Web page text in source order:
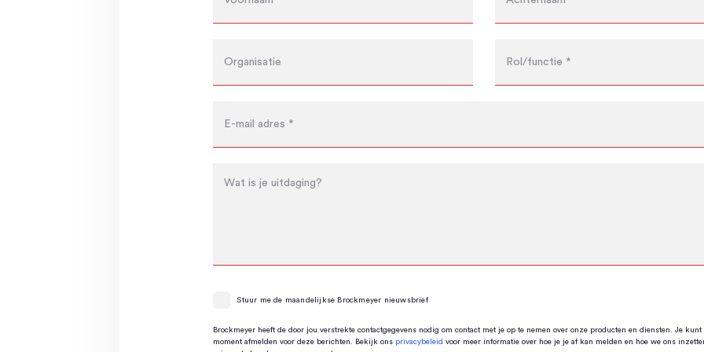
Stuur me de maandelijkse Brockmeyer nieuwsbrief
Brockmeyer heeft de door jou verstrekte contactgegevens nodig om contact met je op te nemen over onze producten en diensten. Je kunt
moment afmelden voor deze berichten. Bekijk ons privacybeleid voor meer informatie over hoe je je af kan melden en hoe we ons